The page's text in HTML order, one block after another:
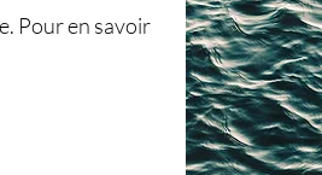
Pour en savoir